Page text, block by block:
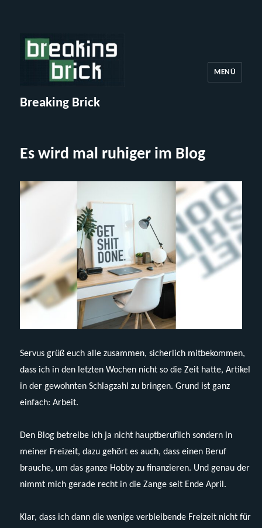
Breaking Brick
MENÜ
Es wird mal ruhiger im Blog
Servus grüß euch alle zusammen, sicherlich mitbekommen,
dass ich in den letzten Wochen nicht so die Zeit hatte, Artikel
in der gewohnten Schlagzahl zu bringen. Grund ist ganz
einfach: Arbeit.
Den Blog betreibe ich ja nicht hauptberuflich sondern in
meiner Freizeit, dazu gehört es auch, dass einen Beruf
brauche, um das ganze Hobby zu finanzieren. Und genau der
nimmt mich gerade recht in die Zange seit Ende April.
Klar, dass ich dann die wenige verbleibende Freizeit nicht für